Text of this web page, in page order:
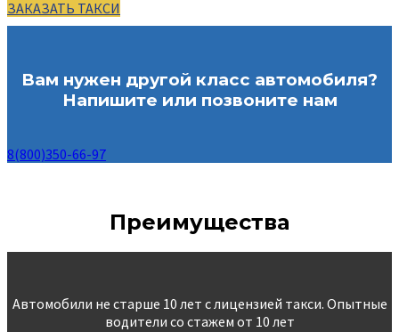
ЗАКАЗАТЬ ТАКСИ
Вам нужен другой класс автомобиля?
Напишите или позвоните нам
8(800)350-66-97
Преимущества
Автомобили не старше 10 лет с лицензией такси. Опытные
водители со стажем от 10 лет